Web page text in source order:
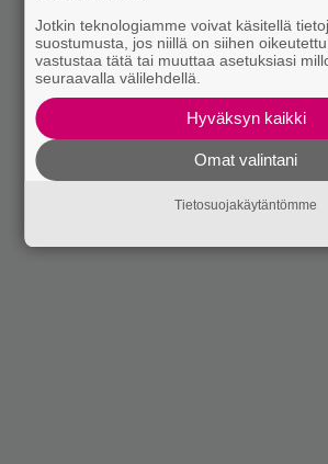
Jotkin teknologiamme voivat käsitellä
suostumusta, jos niillä on siihen
vastustaa tätä tai muuttaa asetuksiasi
seuraavalla välilehdellä.
Hyväksyn kaikki
Omat valintani
Tietosuojakäytäntömme